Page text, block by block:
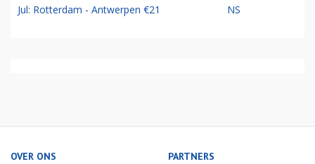
Jul: Rotterdam - Antwerpen €21 NS
OVER ONS PARTNERS